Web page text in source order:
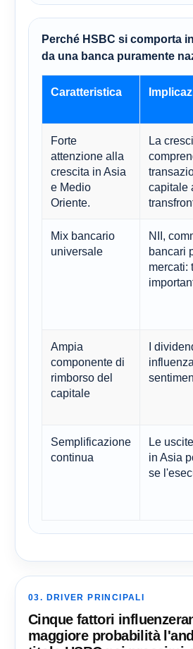
Perché HSBC si comporta
da una banca puramente
Caratteristica
Forte
attenzione alla
crescita in Asia
e Medio
Oriente.
La
capitale
Mix bancario
universale
NII,
bancari
mercati:
Ampia
componente di
rimborso del
capitale
I
Semplificazione
continua
Le
in Asia
se
03. DRIVER PRINCIPALI
Cinque fattori
maggiore probabilità